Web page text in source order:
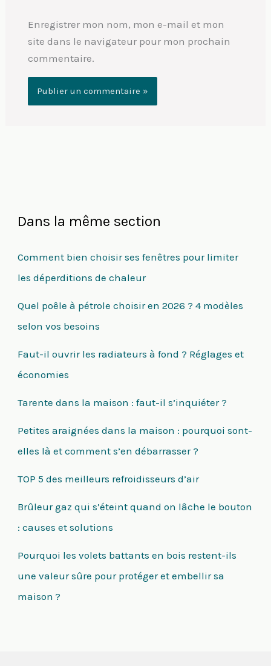
Enregistrer mon nom, mon e-mail et mon
site dans le navigateur pour mon prochain
commentaire.
Dans la même section
Comment bien choisir ses fenêtres pour limiter
les déperditions de chaleur
Quel poêle à pétrole choisir en 2026 ? 4 modèles
selon vos besoins
Faut-il ouvrir les radiateurs à fond ? Réglages et
économies
Tarente dans la maison : faut-il s’inquiéter ?
Petites araignées dans la maison : pourquoi sont-
elles là et comment s’en débarrasser ?
TOP 5 des meilleurs refroidisseurs d’air
Brûleur gaz qui s’éteint quand on lâche le bouton
: causes et solutions
Pourquoi les volets battants en bois restent-ils
une valeur sûre pour protéger et embellir sa
maison ?